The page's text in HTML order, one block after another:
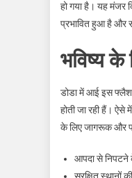
हो गया है। यह मंजर
प्रभावित हुआ है और
भविष्य के
डोडा में आई इस फ्लैश
होती जा रही हैं।
के लिए जागरूक और
आपदा से निपटने